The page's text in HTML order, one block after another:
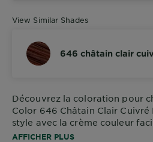
View Similar Shades
646 châtain clair
Découvrez la coloration pour
Color 646 Châtain Clair Cuivré
style avec la crème couleur
d'Argan.
AFFICHER PLUS